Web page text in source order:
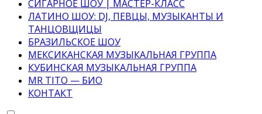
СИГАРНОЕ ШОУ | МАСТЕР-КЛАСС
ЛАТИНО ШОУ: DJ, ПЕВЦЫ, МУЗЫКАНТЫ И
ТАНЦОВЩИЦЫ
БРАЗИЛЬСКОЕ ШОУ
МЕКСИКАНСКАЯ МУЗЫКАЛЬНАЯ ГРУППА
КУБИНСКАЯ МУЗЫКАЛЬНАЯ ГРУППА
MR TITO — БИО
КОНТАКТ